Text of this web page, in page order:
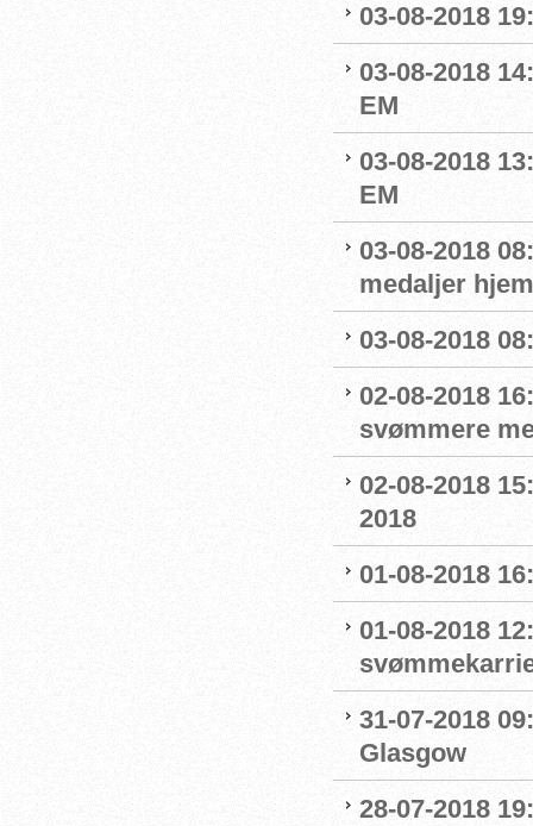
03-08-2018
03-08-2018
EM
03-08-2018
EM
03-08-2018
medaljer
03-08-2018
02-08-2018
svømmere
02-08-2018
2018
01-08-2018
01-08-2018
31-07-2018
Glasgow
28-07-2018